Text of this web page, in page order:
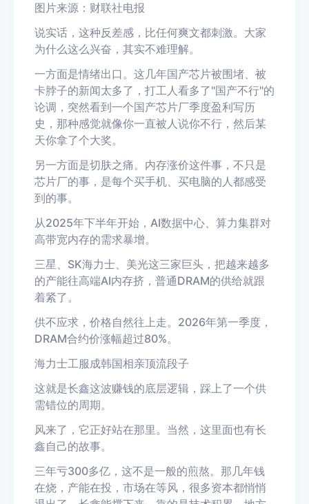
图片来源：财联社电报
说实话，这种反差感，比任何爽文都刺激。大家
为什么这么兴奋，其实不难理解。
一方面是情绪出口。这几年国产芯片被围堵、被
卡脖子的新闻太多了，打工人看多了"国产不行"的
论调，突然看到一个国产芯片厂季度盈利写历
史，那种感觉就像你一直被人说你不行 ，然后某
天你拿了个大奖。
另一方面是切肤之痛。内存涨价这件事，不只是
芯片厂的事，是每个买手机、买电脑的人都感受
到的事。
从2025年下半年开始， AI数据中心、算力集群对
高带宽内存的需求暴增。
三星、 SK海力士、美光这三家巨头，把越来越多
的产能往高端AI内存挤，普通DRAM的供给就跟
着紧了。
供不应求，价格自然往上走。 2026年第一季度，
DRAM合约价涨幅超过80%。
海力士工服成韩国相亲顶流段子
这就是长鑫这波赚钱的底层逻辑，踩上了一个供
需错位的周期。
风来了，它正好站在那里。当然，这里面也有长
鑫自己的故事。
三年亏300多亿，这不是一般的煎熬。那几年钱
在烧，产能在投，市场在等风，很多资本都悄悄